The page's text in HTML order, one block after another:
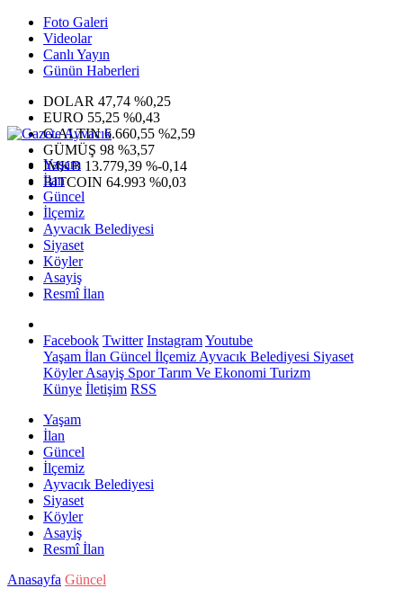
Foto Galeri
Videolar
Canlı Yayın
Günün Haberleri
DOLAR 47,74 %0,25
EURO 55,25 %0,43
G.ALTIN6.660,55 %2,59
GÜMÜŞ 98 %3,57
IMKB 13.779,39 %-0,14
BITCOIN 64.993 %0,03
Yaşam
İlan
Güncel
İlçemiz
Ayvacık Belediyesi
Siyaset
Köyler
Asayiş
Resmî İlan
Facebook Twitter InstagramYoutube
Yaşam İlan Güncel İlçemiz Ayvacık Belediyesi Siyaset
KöylerAsayiş SporTarım Ve Ekonomi Turizm
Künye İletişim RSS
Yaşam
İlan
Güncel
İlçemiz
Ayvacık Belediyesi
Siyaset
Köyler
Asayiş
Resmî İlan
Anasayfa Güncel